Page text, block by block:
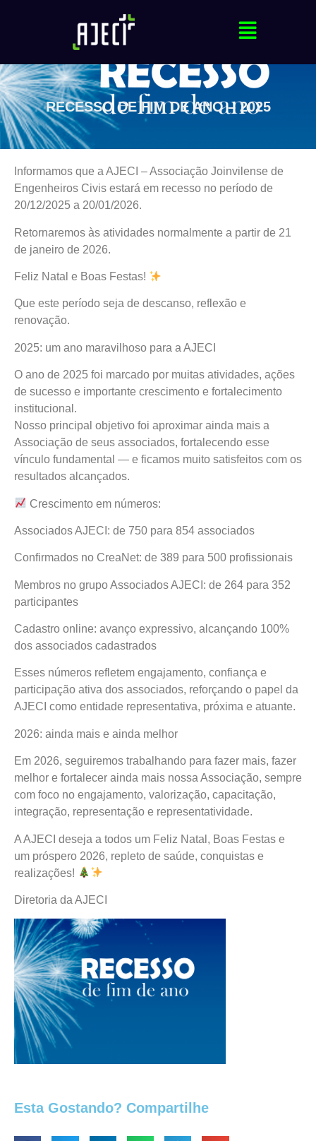
RECESSO DE FIM DE ANO – 2025
Informamos que a AJECI – Associação Joinvilense de
Engenheiros Civis estará em recesso no período de
20/12/2025 a 20/01/2026.
Retornaremos às atividades normalmente a partir de 21
de janeiro de 2026.
Feliz Natal e Boas Festas!
Que este período seja de descanso, reflexão e
renovação.
2025: um ano maravilhoso para a AJECI
O ano de 2025 foi marcado por muitas atividades, ações
de sucesso e importante crescimento e fortalecimento
institucional.
Nosso principal objetivo foi aproximar ainda mais a
Associação de seus associados, fortalecendo esse
vínculo fundamental — e ficamos muito satisfeitos com os
resultados alcançados.
Crescimento em números:
Associados AJECI: de 750 para 854 associados
Confirmados no CreaNet: de 389 para 500 profissionais
Membros no grupo Associados AJECI: de 264 para 352
participantes
Cadastro online: avanço expressivo, alcançando 100%
dos associados cadastrados
Esses números refletem engajamento, confiança e
participação ativa dos associados, reforçando o papel da
AJECI como entidade representativa, próxima e atuante.
2026: ainda mais e ainda melhor
Em 2026, seguiremos trabalhando para fazer mais, fazer
melhor e fortalecer ainda mais nossa Associação, sempre
com foco no engajamento, valorização, capacitação,
integração, representação e representatividade.
A AJECI deseja a todos um Feliz Natal, Boas Festas e
um próspero 2026, repleto de saúde, conquistas e
realizações!
Diretoria da AJECI
Esta Gostando? Compartilhe